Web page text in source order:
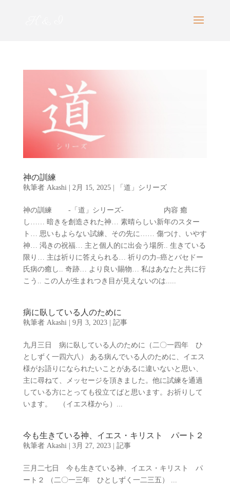
神の訓練
執筆者 Akashi 2月 15, 2025| 「道」シリーズ
神の訓練 -「道」シリーズ- 内容 癒
し…… 暗きを創造された神… 素晴らしい新年のスター
ト… 思いもよらない試練、その先に…… 傷つけ、いやす
神… 渇きの祝福… 主と個人的に出会う場所.. 生きている
限り… 主は祈りに答えられる… 祈りの力–癌とバセドー
氏病の癒し.. 奇跡… より良い賜物… 私はあなたと共に行
こう.. この人が生まれつき目が見えないのは.....
病に臥している人のために
執筆者 Akashi 9月 3, 2023| 記事
九月三日 病に臥している人のために（二〇一四年 ひ
としずく一四六八） ある病んでいる人のために、イエス
様がお語りになられたいことがあるに違いないと思い、
主に尋ねて、メッセージを頂きました。他に試練を通過
している方にとっても役立てばと思います。お祈りして
います。 （イエス様から）...
今も生きている神、イエス・キリスト パート２
執筆者 Akashi 3月 27, 2023| 記事
三月二七日 今も生きている神、イエス・キリスト パ
ート２ （二〇一三年 ひとしずく一二三五） ...